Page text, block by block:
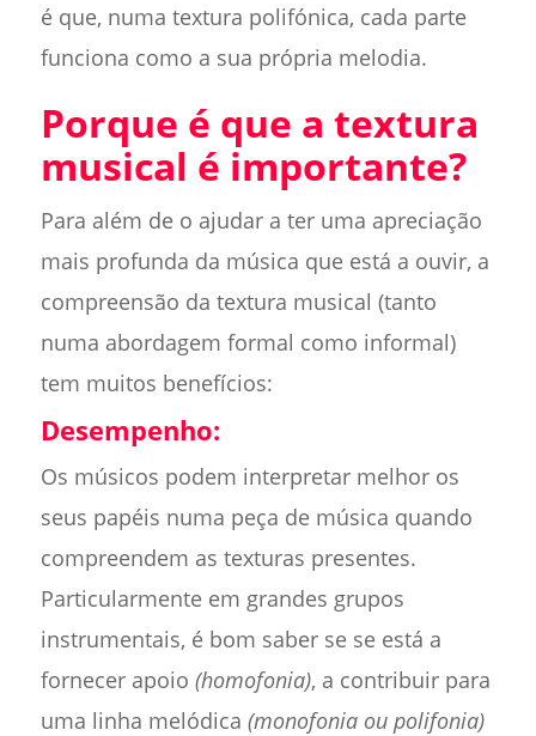
é que, numa textura polifónica, cada parte
funciona como a sua própria melodia.
Porque é que a textura
musical é importante?
Para além de o ajudar a ter uma apreciação
mais profunda da música que está a ouvir, a
compreensão da textura musical (tanto
numa abordagem formal como informal)
tem muitos benefícios:
Desempenho:
Os músicos podem interpretar melhor os
seus papéis numa peça de música quando
compreendem as texturas presentes.
Particularmente em grandes grupos
instrumentais, é bom saber se se está a
fornecer apoio (homofonia), a contribuir para
uma linha melódica (monofonia ou polifonia)